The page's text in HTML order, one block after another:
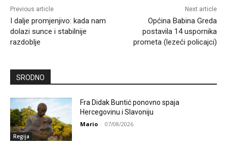
Previous article
I dalje promjenjivo: kada nam
dolazi sunce i stabilnije
razdoblje
Next article
Općina Babina Greda
postavila 14 uspornika
prometa (lezeći policajci)
SRODNO
Regija
Fra Didak Buntić ponovno spaja
Hercegovinu i Slavoniju
Mario - 07/08/2026